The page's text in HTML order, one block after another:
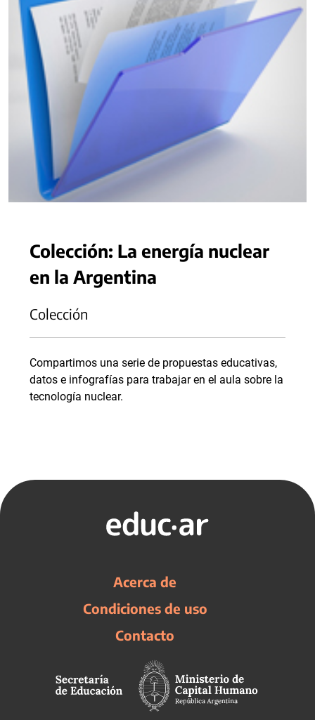
Colección: La energía nuclear
en la Argentina
Colección
Compartimos una serie de propuestas educativas,
datos e infografías para trabajar en el aula sobre la
tecnología nuclear.
Acerca de
Condiciones de uso
Contacto